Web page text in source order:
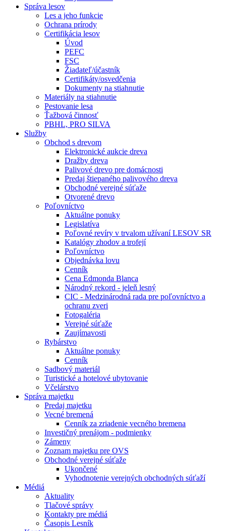
Správa lesov
Les a jeho funkcie
Ochrana prírody
Certifikácia lesov
Úvod
PEFC
FSC
Žiadateľ/účastník
Certifikáty/osvedčenia
Dokumenty na stiahnutie
Materiály na stiahnutie
Pestovanie lesa
Ťažbová činnosť
PBHL, PRO SILVA
Služby
Obchod s drevom
Elektronické aukcie dreva
Dražby dreva
Palivové drevo pre domácnosti
Predaj štiepaného palivového dreva
Obchodné verejné súťaže
Otvorené drevo
Poľovníctvo
Aktuálne ponuky
Legislatíva
Poľovné revíry v trvalom užívaní LESOV SR
Katalógy zhodov a trofejí
Poľovníctvo
Objednávka lovu
Cenník
Cena Edmonda Blanca
Národný rekord - jeleň lesný
CIC - Medzinárodná rada pre poľovníctvo a
ochranu zveri
Fotogaléria
Verejné súťaže
Zaujímavosti
Rybárstvo
Aktuálne ponuky
Cenník
Sadbový materiál
Turistické a hotelové ubytovanie
Včelárstvo
Správa majetku
Predaj majetku
Vecné bremená
Cenník za zriadenie vecného bremena
Investičný prenájom - podmienky
Zámeny
Zoznam majetku pre OVS
Obchodné verejné súťaže
Ukončené
Vyhodnotenie verejných obchodných súťaží
Médiá
Aktuality
Tlačové správy
Kontakty pre médiá
Časopis Lesník